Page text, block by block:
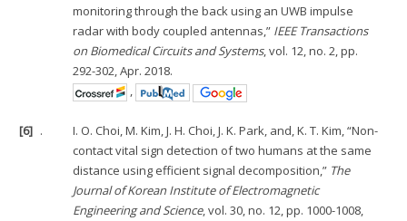
monitoring through the back using an UWB impulse
radar with body coupled antennas,” IEEE Transactions
on Biomedical Circuits and Systems, vol. 12, no. 2, pp.
292-302, Apr. 2018.
,
[6] .
I. O. Choi, M. Kim, J. H. Choi, J. K. Park, and, K. T. Kim, “Non-
contact vital sign detection of two humans at the same
distance using efficient signal decomposition,” The
Journal of Korean Institute of Electromagnetic
Engineering and Science, vol. 30, no. 12, pp. 1000-1008,